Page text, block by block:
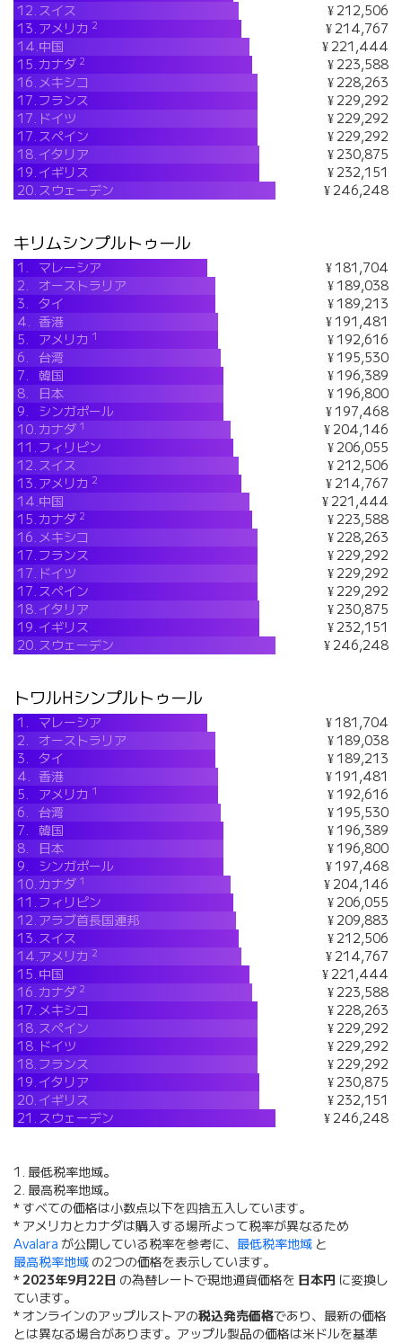
12. スイス
¥ 212,506
13. アメリカ 2
¥ 214,767
14.中国
¥ 221,444
15.カナダ 2
¥ 223,588
16. メキシコ
¥ 228,263
17. フランス
¥ 229,292
17. ドイツ
¥ 229,292
17. スペイン
¥ 229,292
18. イタリア
¥ 230,875
19. イギリス
¥ 232,151
20. スウェーデン ¥ 246,248
キリムシンプルトゥール
1. マレーシア
¥ 181,704
2.
オーストラリア
¥ 189,038
3.
タイ
¥ 189,213
4. 香港
¥ 191,481
5.
アメリカ 1
¥ 192,616
6.
台湾
¥ 195,530
7.
韓国
¥ 196,389
8.
日本
¥ 196,800
9.
シンガポール
¥ 197,468
10. カナダ 1
¥ 204,146
11. フィリピン
¥ 206,055
12. スイス
¥ 212,506
13. アメリカ 2
¥ 214,767
14.中国
¥ 221,444
15.カナダ 2
¥ 223,588
16. メキシコ
¥ 228,263
17. フランス
¥ 229,292
17. ドイツ
¥ 229,292
17. スペイン
¥ 229,292
18. イタリア
¥ 230,875
19. イギリス
¥ 232,151
20. スウェーデン ¥ 246,248
トワルHシンプルトゥール
1. マレーシア
¥ 181,704
2.
オーストラリア
¥ 189,038
3.
タイ
¥ 189,213
4. 香港
¥ 191,481
5.
アメリカ 1
¥ 192,616
6.
台湾
¥ 195,530
7.
韓国
¥ 196,389
8.
日本
¥ 196,800
9.
シンガポール
¥ 197,468
10. カナダ 1
¥ 204,146
11. フィリピン
¥ 206,055
12. アラブ首長国連邦
¥ 209,883
13. スイス
¥ 212,506
14.アメリカ 2
¥ 214,767
15. 中国
¥ 221,444
16. カナダ 2
¥ 223,588
17. メキシコ
¥ 228,263
18. スペイン
¥ 229,292
18. ドイツ
¥ 229,292
18. フランス
¥ 229,292
19. イタリア
¥ 230,875
20. イギリス
¥ 232,151
21. スウェーデン ¥ 246,248
1. 最低税率地域。
2. 最高税率地域。
* すべての価格は小数点以下を四捨五入しています。
* アメリカとカナダは購入する場所よって税率が異なるため
Avalara が公開している税率を参考に、 最低税率地域 と
最高税率地域 の2つの価格を表示しています。
*2023年9月22日 の為替レートで現地通貨価格を 日本円 に変換し
ています。
* オンラインのアップルストアの税込発売価格であり、最新の価格
とは異なる場合があります。アップル製品の価格は米ドルを基準